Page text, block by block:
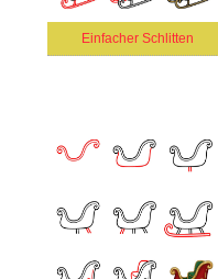
Einfacher Schlitten